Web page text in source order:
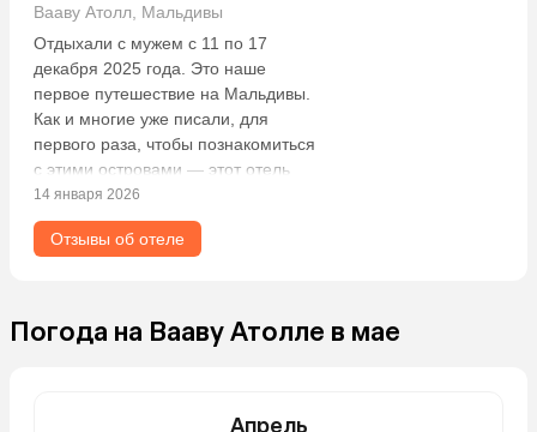
Вааву Атолл, Мальдивы
Отдыхали с мужем с 11 по 17
декабря 2025 года. Это наше
первое путешествие на Мальдивы.
Как и многие уже писали, для
первого раза, чтобы познакомиться
с этими островами — этот отель
просто идеально подходит. Перед
выездом смотрели прогноз погоды,
обещали всю неделю дожди, но по
Несколько вечеров вдали на
горизонте было видно молнии и
остров. При выходе из самолета
14 января 2026
Отзывы об отеле
Погода на Вааву Атолле в мае
Апрель